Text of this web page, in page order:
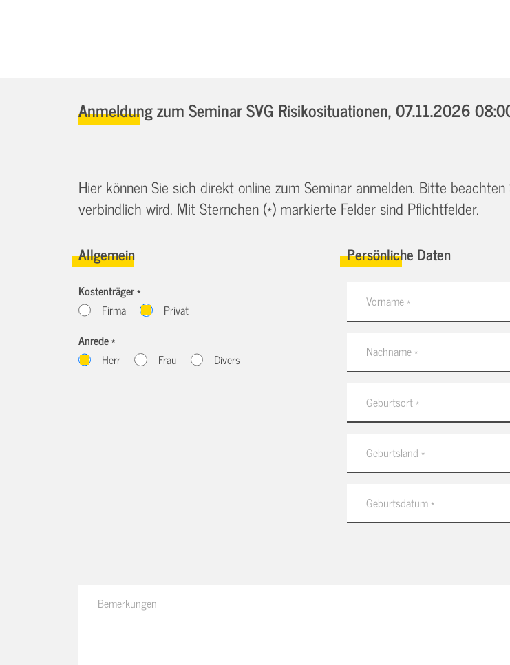
Anmeldung zum Seminar SVG Risikosituationen,07.11.2026
Hier können Sie sich direkt online zum Seminar anmelden. Bitte
verbindlich wird. Mit Sternchen (*) markierte Felder sind Pflichtfelder.
Allgemein
Kostenträger *
Firma
Privat
Anrede *
Herr
Frau Divers
Persönliche Daten